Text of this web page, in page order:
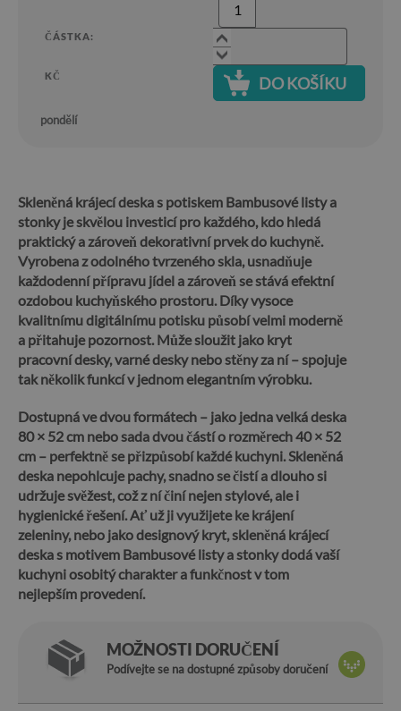
ČÁSTKA:
KČ DO KOŠÍKU
pondělí
Skleněná krájecí deska s potiskem Bambusové listy a
stonky je skvělou investicí pro každého, kdo hledá
praktický a zároveň dekorativní prvek do kuchyně.
Vyrobena z odolného tvrzeného skla, usnadňuje
každodenní přípravu jídel a zároveň se stává efektní
ozdobou kuchyňského prostoru. Díky vysoce
kvalitnímu digitálnímu potisku působí velmi moderně
a přitahuje pozornost. Může sloužit jako kryt
pracovní desky, varné desky nebo stěny za ní – spojuje
tak několik funkcí v jednom elegantním výrobku.
Dostupná ve dvou formátech – jako jedna velká deska
80 × 52 cm nebo sada dvou částí o rozměrech 40 × 52
cm – perfektně se přizpůsobí každé kuchyni.Skleněná
deska nepohlcuje pachy, snadno se čistí a dlouho si
udržuje svěžest, což z ní činí nejen stylové, ale i
hygienické řešení.Ať už ji využijete ke krájení
zeleniny, nebo jako designový kryt, skleněná krájecí
deska s motivem Bambusové listy a stonky dodá vaší
kuchyni osobitý charakter a funkčnost v tom
nejlepším provedení.
MOŽNOSTI DORUČENÍ
Podívejte se na dostupné způsoby doručení